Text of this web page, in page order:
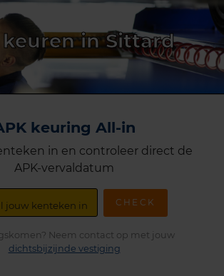
keuren in Sittard
keuring All-in
in en controleer direct de
APK-vervaldatum
CHECK
Neem contact op met jouw
dichtsbijzijnde vestiging